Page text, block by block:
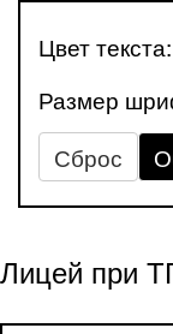
Цвет текста:
Размер
Сброс
Лицей при